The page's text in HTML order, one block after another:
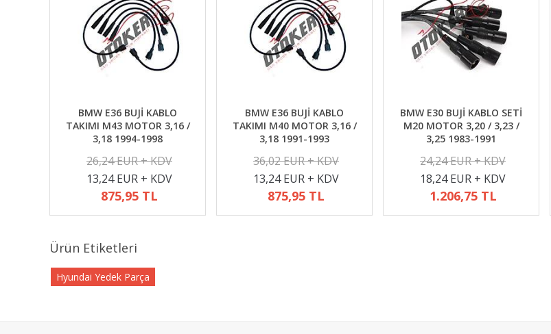
BMW E36 BUJİ KABLO
TAKIMI M43 MOTOR 3,16 /
3,18 1994-1998
26,24 EUR + KDV
13,24 EUR + KDV
875,95 TL
BMW E36 BUJİ KABLO
TAKIMI M40 MOTOR 3,16 /
3,18 1991-1993
36,02 EUR + KDV
13,24 EUR + KDV
875,95 TL
BMW E30 BUJİ KABLO SETİ
M20 MOTOR 3,20 / 3,23 /
3,25 1983-1991
24,24 EUR + KDV
18,24 EUR + KDV
1.206,75 TL
Ürün Etiketleri
Hyundai Yedek Parça